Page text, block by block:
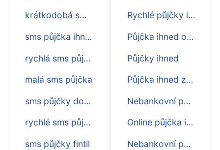
krátkodobá sms půjčka ihned
sms půjčka ihned na účet
rychlá sms půjčka ihned
malá sms půjčka
sms půjčky do výplaty
rychlé sms půjčky
sms půjčky fintil
Rychlé půjčky ihned
Půjčka ihned online
Půjčky ihned
Půjčka ihned zdarma
Nebankovní půjčka online ihned
Online půjčka ihned na účet
Nebankovní půjčky ihned zdarma